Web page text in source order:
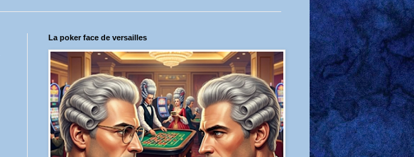
La poker face de versailles